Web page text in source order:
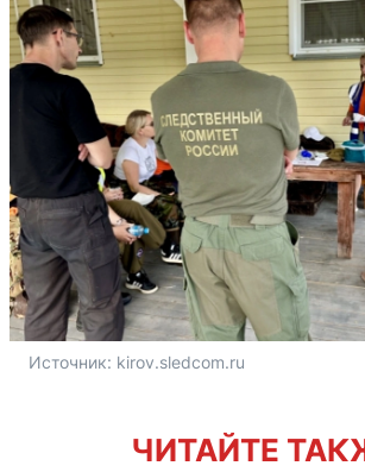
Источник: kirov.sledcom.ru
ЧИТАЙТЕ